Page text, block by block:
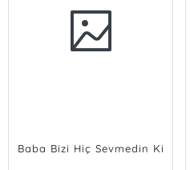
Baba Bizi Hiç Sevmedin Ki